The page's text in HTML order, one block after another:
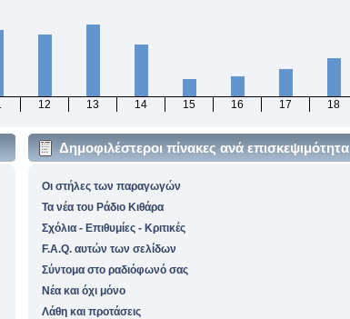
12 13 14 15 16 17 18
Δημοφιλέστεροι πίνακες ανά επισκεψιμότητα
Οι στήλες των παραγωγών
Τα νέα του Ράδιο Κιθάρα
Σχόλια - Επιθυμίες - Κριτικές
F.A.Q. αυτών των σελίδων
Σύντομα στο ραδιόφωνό σας
Νέα και όχι μόνο
Λάθη και προτάσεις